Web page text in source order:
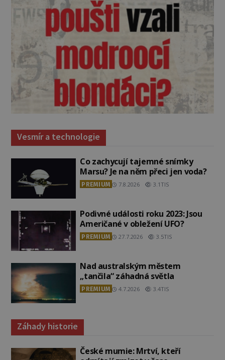
Vesmír a technologie
Co zachycují tajemné snímky
Marsu? Je na něm přeci jen voda?
PREMIUM 7.8.2026 3.1TIS
Podivné události roku 2023: Jsou
Američané v obležení UFO?
PREMIUM 27.7.2026 3.5TIS
Nad australským městem
„tančila“ záhadná světla
PREMIUM 4.7.2026 3.4TIS
Záhady historie
České mumie: Mrtví, kteří